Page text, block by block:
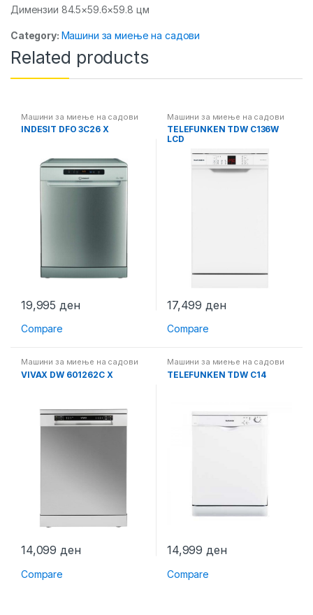
Димензии 84.5×59.6×59.8 цм
Category: Машини за миење на садови
Related products
Машини за миење на садови
INDESIT DFO 3C26 X
19,995 ден
Compare
Машини за миење на садови
TELEFUNKEN TDW C136W
LCD
17,499 ден
Compare
Машини за миење на садови
VIVAX DW 601262C X
14,099ден
Compare
Машини за миење на садови
TELEFUNKEN TDW C14
14,999ден
Compare